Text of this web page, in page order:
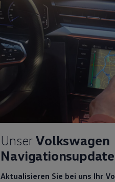
Unser Volkswagen
Navigationsupdate
Aktualisieren Sie bei uns Ihr